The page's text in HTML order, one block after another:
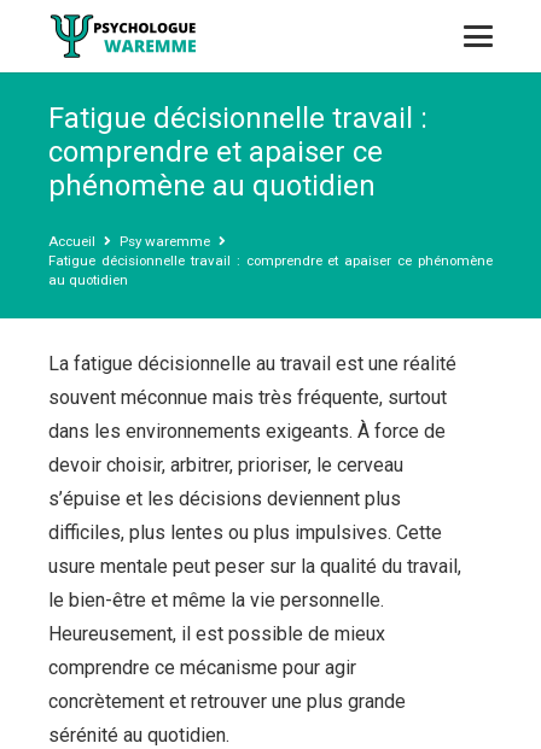
Fatigue décisionnelle travail :
comprendre et apaiser ce
phénomène au quotidien
Accueil
Psy waremme
Fatigue décisionnelle travail : comprendre et apaiser ce phénomène
au quotidien
La fatigue décisionnelle au travail est une réalité
souvent méconnue mais très fréquente, surtout
dans les environnements exigeants. À force de
devoir choisir, arbitrer, prioriser, le cerveau
s’épuise et les décisions deviennent plus
difficiles, plus lentes ou plus impulsives. Cette
usure mentale peut peser sur la qualité du travail,
le bien-être et même la vie personnelle.
Heureusement, il est possible de mieux
comprendre ce mécanisme pour agir
concrètement et retrouver une plus grande
sérénité au quotidien.